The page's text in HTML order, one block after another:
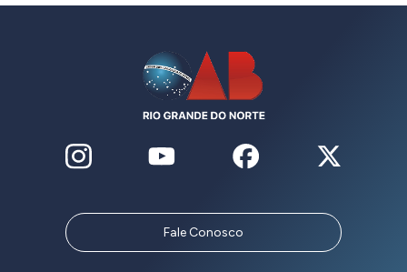
Fale Conosco